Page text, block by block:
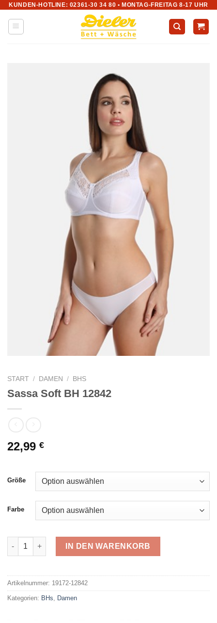
Zum
Inhalt
springen
KUNDEN-HOTLINE: 02361-30 34 80 • MONTAG-FREITAG 8-17 UHR
START / DAMEN / BHS
Sassa Soft BH 12842
22,99 €
Größe
Farbe
Sassa Soft BH 12842 Menge
IN DEN WARENKORB
Artikelnummer: 19172-12842
Kategorien: BHs Damen